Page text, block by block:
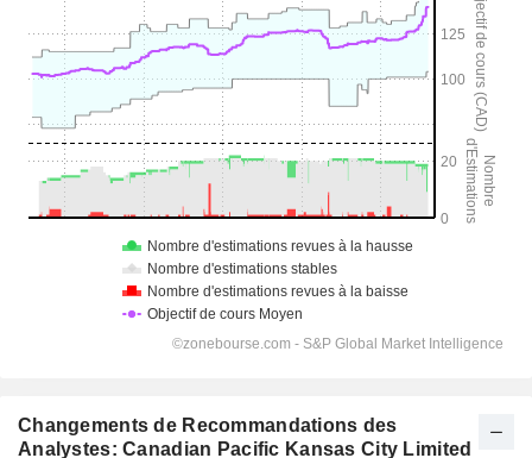
Changements de Recommandations des
Analystes: Canadian Pacific Kansas City Limited